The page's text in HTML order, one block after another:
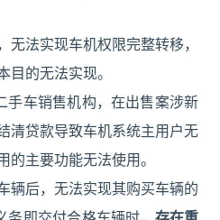
法实现车机权限完整转移，
目的无法实现。
手车销售机构，在出售案涉新
清贷款导致车机系统主用户无
的主要功能无法使用。
辆后，无法实现其购买车辆的